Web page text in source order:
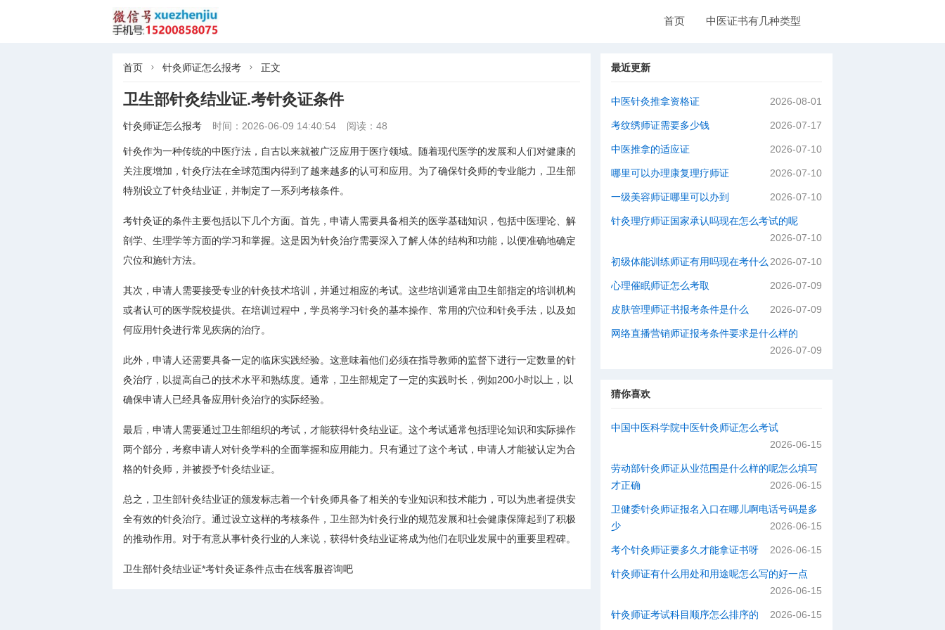
首页 中医证书有几种类型
首页  针灸师证怎么报考  正文
卫生部针灸结业证.考针灸证条件
针灸师证怎么报考 时间：2026-06-09 14:40:54 阅读：48
针灸作为一种传统的中医疗法，自古以来就被广泛应用于医疗领域。随着现代医学的发展和人们对健康的
关注度增加，针灸疗法在全球范围内得到了越来越多的认可和应用。为了确保针灸师的专业能力，卫生部
特别设立了针灸结业证，并制定了一系列考核条件。
考针灸证的条件主要包括以下几个方面。首先，申请人需要具备相关的医学基础知识，包括中医理论、解
剖学、生理学等方面的学习和掌握。这是因为针灸治疗需要深入了解人体的结构和功能，以便准确地确定
穴位和施针方法。
其次，申请人需要接受专业的针灸技术培训，并通过相应的考试。这些培训通常由卫生部指定的培训机构
或者认可的医学院校提供。在培训过程中，学员将学习针灸的基本操作、常用的穴位和针灸手法，以及如
何应用针灸进行常见疾病的治疗。
此外，申请人还需要具备一定的临床实践经验。这意味着他们必须在指导教师的监督下进行一定数量的针
灸治疗，以提高自己的技术水平和熟练度。通常，卫生部规定了一定的实践时长，例如200小时以上，以
确保申请人已经具备应用针灸治疗的实际经验。
最后，申请人需要通过卫生部组织的考试，才能获得针灸结业证。这个考试通常包括理论知识和实际操作
两个部分，考察申请人对针灸学科的全面掌握和应用能力。只有通过了这个考试，申请人才能被认定为合
格的针灸师，并被授予针灸结业证。
总之，卫生部针灸结业证的颁发标志着一个针灸师具备了相关的专业知识和技术能力，可以为患者提供安
全有效的针灸治疗。通过设立这样的考核条件，卫生部为针灸行业的规范发展和社会健康保障起到了积极
的推动作用。对于有意从事针灸行业的人来说，获得针灸结业证将成为他们在职业发展中的重要里程碑。
卫生部针灸结业证*考针灸证条件点击在线客服咨询吧
最近更新
中医针灸推拿资格证 2026-08-01
考纹绣师证需要多少钱 2026-07-17
中医推拿的适应证 2026-07-10
哪里可以办理康复理疗师证 2026-07-10
一级美容师证哪里可以办到 2026-07-10
针灸理疗师证国家承认吗现在怎么考试的呢
2026-07-10
初级体能训练师证有用吗现在考什么 2026-07-10
心理催眠师证怎么考取 2026-07-09
皮肤管理师证书报考条件是什么 2026-07-09
网络直播营销师证报考条件要求是什么样的
2026-07-09
猜你喜欢
中国中医科学院中医针灸师证怎么考试
2026-06-15
劳动部针灸师证从业范围是什么样的呢怎么填写
才正确
2026-06-15
卫健委针灸师证报名入口在哪儿啊电话号码是多
少
2026-06-15
考个针灸师证要多久才能拿证书呀 2026-06-15
针灸师证有什么用处和用途呢怎么写的好一点
2026-06-15
针灸师证考试科目顺序怎么排序的 2026-06-15